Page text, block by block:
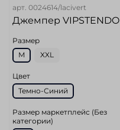
арт. 0024614/lacivert
Джемпер VIPSTENDO
Размер
M
XXL
Цвет
Темно-Синий
Размер маркетплейс (Без
категории)